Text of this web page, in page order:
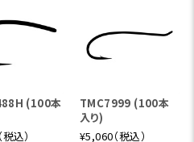
(100本
込）
TMC7999 (100本
入り)
¥5,060（税込）